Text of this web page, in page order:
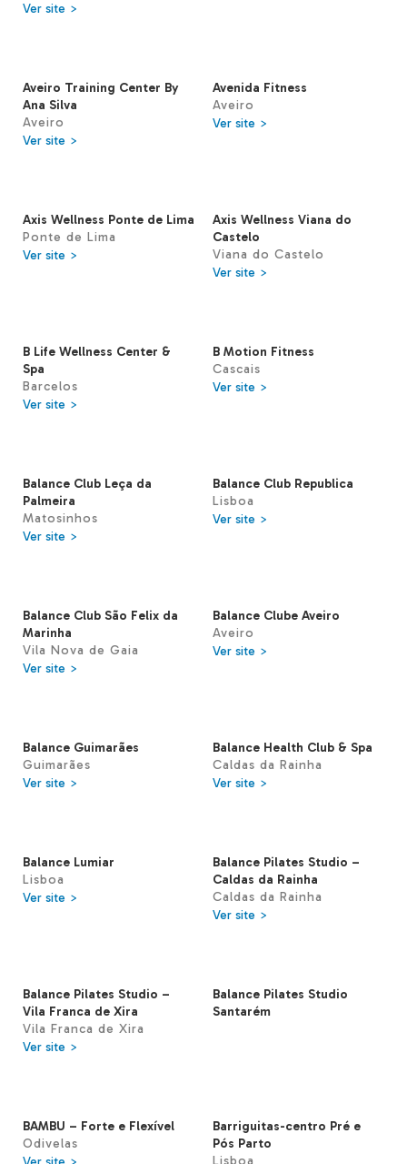
Ver site >
Aveiro Training Center By
Ana Silva
Aveiro
Ver site >
Avenida Fitness
Aveiro
Ver site >
Axis Wellness Ponte de Lima
Ponte de Lima
Ver site >
Axis Wellness Viana do
Castelo
Viana do Castelo
Ver site >
B Life Wellness Center &
Spa
Barcelos
Ver site >
B Motion Fitness
Cascais
Ver site >
Balance Club Leça da
Palmeira
Matosinhos
Ver site >
Balance Club Republica
Lisboa
Ver site >
Balance Club São Felix da
Marinha
Vila Nova de Gaia
Ver site >
Balance Clube Aveiro
Aveiro
Ver site >
Balance Guimarães
Guimarães
Ver site >
Balance Health Club & Spa
Caldas da Rainha
Ver site >
Balance Lumiar
Lisboa
Ver site >
Balance Pilates Studio –
Caldas da Rainha
Caldas da Rainha
Ver site >
Balance Pilates Studio –
Vila Franca de Xira
Vila Franca de Xira
Ver site >
Balance Pilates Studio
Santarém
BAMBU – Forte e Flexível
Odivelas
Barriguitas-centro Pré e
Pós Parto